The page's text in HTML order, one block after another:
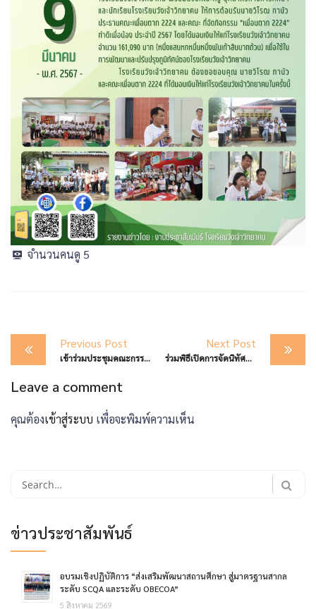
จำนวนคนดู 5
Post
navigation
Previous Post
เข้าร่วมประชุมคณะกรรมการพิจารณาการเก็บค่าใช้จ่ายและการระดมทรัพยากรเพื่อการศึกษา ปีการศึกษา 2567
Next Post
ร่วมพิธีเปิดการจัดนิทัศการการจัดการศึกษาโรงเรียนพื้นที่สูงในถิ่นทุรกันดาร “แต้มแสงดาวที่ปลายดอย” ประจำปีการศึกษา 2566
Leave a comment
คุณต้องเข้าสู่ระบบ เพื่อจะพิมพ์ความเห็น
Search
ข่าวประชาสัมพันธ์
อบรมเชิงปฏิบัติการ “ส่งเสริมพัฒนาสถานศึกษา สู่มาตรฐานสากล
ระดับ SCQA และระดับ OBECOA”
5 สิงหาคม 2569